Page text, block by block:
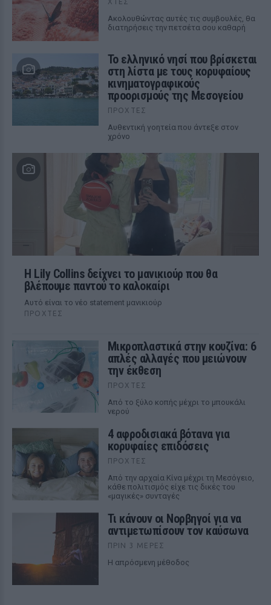
Ακολουθώντας αυτές τις συμβουλές, θα
διατηρήσεις την πετσέτα σου καθαρή
Το ελληνικό νησί που βρίσκεται
στη λίστα με τους κορυφαίους
κινηματογραφικούς
προορισμούς της Μεσογείου
ΠΡΟΧΤΈΣ
Αυθεντική γοητεία που άντεξε στον
χρόνο
Η Lily Collins δείχνει το μανικιούρ που θα
βλέπουμε παντού το καλοκαίρι
Αυτό είναι το νέο statement μανικιούρ
ΠΡΟΧΤΈΣ
Μικροπλαστικά στην κουζίνα: 6
απλές αλλαγές που μειώνουν
την έκθεση
ΠΡΟΧΤΈΣ
Από το ξύλο κοπής μέχρι το μπουκάλι
νερού
4 αφροδισιακά βότανα για
κορυφαίες επιδόσεις
ΠΡΟΧΤΈΣ
Από την αρχαία Κίνα μέχρι τη Μεσόγειο,
κάθε πολιτισμός είχε τις δικές του
«μαγικές» συνταγές
Τι κάνουν οι Νορβηγοί για να
αντιμετωπίσουν τον καύσωνα
ΠΡΙΝ 3 ΜΈΡΕΣ
Η απρόσμενη μέθοδος